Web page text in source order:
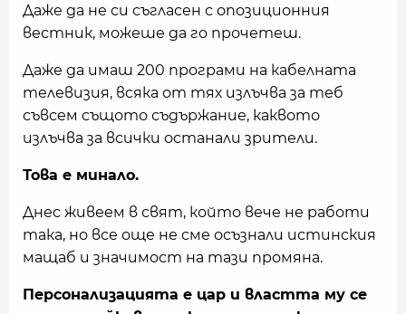
Даже да не си съгласен с опозиционния
вестник, можеше да го прочетеш.
Даже да имаш 200 програми на кабелната
телевизия, всяка от тях излъчва за теб
съвсем същото съдържание, каквото
излъчва за всички останали зрители.
Това е минало.
Днес живеем в свят, който вече не работи
така, но все още не сме осъзнали истинския
мащаб и значимост на тази промяна.
Персонализацията е цар и властта му се